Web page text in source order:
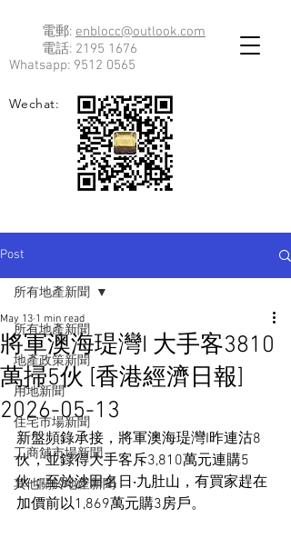
電郵: enblocc@outlook.com
電話: 2195 1676
Whatsapp: 9512 0565
Wechat:
Post
所有地產新聞
地產政策新聞
用地新聞
住宅市場新聞
工商舖市場新聞
其他關於地產新聞
所有地產新聞
將軍澳海瑅灣I 大手客3810
萬掃5伙 [香港經濟日報]
2026-05-13
May 13 1 min read
新盤頻錄承接，將軍澳海瑅灣I昨連沽8
伙，並錄得大手客斥3,810萬元連購5
伙；至於沙田名日‧九肚山，有買家趕在
加價前以1,869萬元購3房戶。